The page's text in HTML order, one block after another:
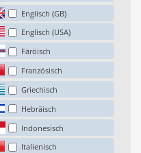
Englisch (GB)
Englisch (USA)
Färöisch
Französisch
Griechisch
Hebräisch
Indonesisch
Italienisch